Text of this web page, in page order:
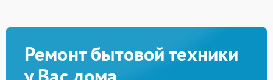
Ремонт бытовой техники